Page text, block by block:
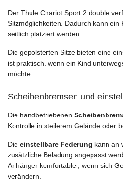
Der Thule Chariot Sport 2 double
Sitzmöglichkeiten. Dadurch kann ein
seitlich platziert werden.
Die gepolsterten Sitze bieten eine
ist praktisch, wenn ein Kind
möchte.
Scheibenbremsen und
Die handbetriebenen
Kontrolle in steilerem Gelände oder
Die einstellbare Federung kann an
zusätzliche Beladung angepasst
Anhänger komfortabler, wenn sich
verändern.